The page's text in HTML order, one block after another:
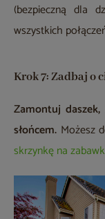
(bezpieczną dla
wszystkich
Krok 7: Zadbaj o
Zamontuj
słońcem. Możesz
skrzynkę na